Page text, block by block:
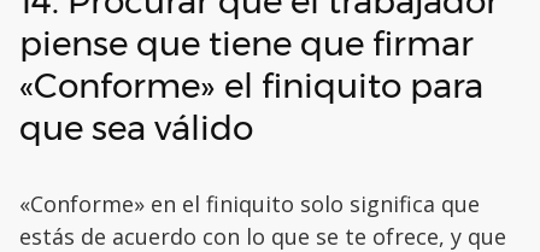
piense que tiene que firmar
«Conforme» el finiquito para
que sea válido
«Conforme» en el finiquito solo significa que
estás de acuerdo con lo que se te ofrece, y que